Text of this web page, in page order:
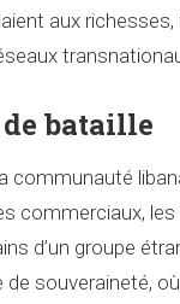
aux
de bataille
communauté
commerciaux,
d’un groupe
souveraineté,